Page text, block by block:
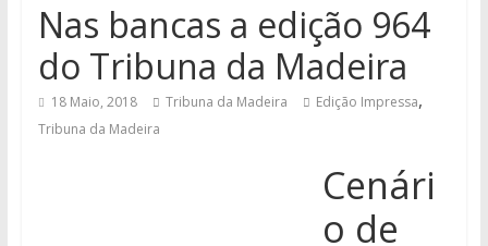
Nas bancas a edição 964
do Tribuna da Madeira
18 Maio, 2018 Tribuna da Madeira Edição Impressa,
Tribuna da Madeira
Cenári
o de